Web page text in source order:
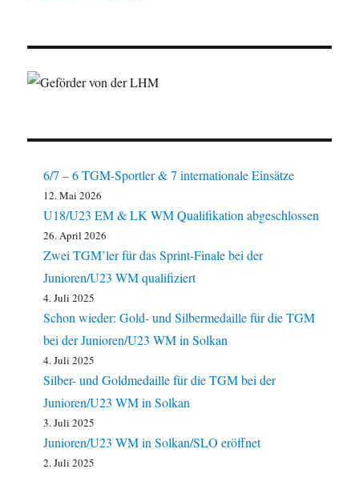
6/7 – 6 TGM-Sportler & 7 internationale Einsätze
12. Mai 2026
U18/U23 EM & LK WM Qualifikation abgeschlossen
26. April 2026
Zwei TGM’ler für das Sprint-Finale bei der
Junioren/U23 WM qualifiziert
4. Juli 2025
Schon wieder: Gold- und Silbermedaille für die TGM
bei der Junioren/U23 WM in Solkan
4. Juli 2025
Silber- und Goldmedaille für die TGM bei der
Junioren/U23 WM in Solkan
3. Juli 2025
Junioren/U23 WM in Solkan/SLO eröffnet
2. Juli 2025